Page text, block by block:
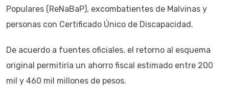
Populares (ReNaBaP), excombatientes de Malvinas y
personas con Certificado Único de Discapacidad.
De acuerdo a fuentes oficiales, el retorno al esquema
original permitiría un ahorro fiscal estimado entre 200
mil y 460 mil millones de pesos.